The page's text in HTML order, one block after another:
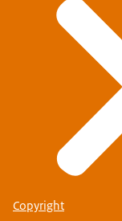
Copyright